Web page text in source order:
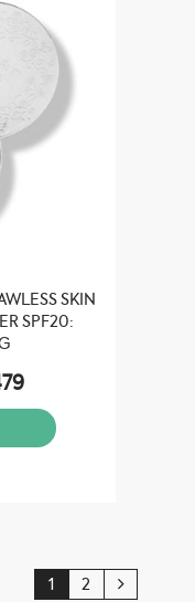
SKIN
SPF20:
Nåværende
er:
kr 479.
1 2